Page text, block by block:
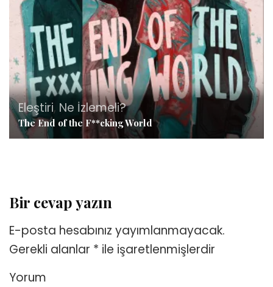
Eleştiri, Ne İzlemeli?
The End of the F**cking World
Bir cevap yazın
E-posta hesabınız yayımlanmayacak.
Gerekli alanlar * ile işaretlenmişlerdir
Yorum